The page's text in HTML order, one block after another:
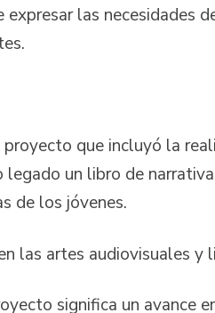
las necesidades
que incluyó la
un libro de
de los jóvenes.
las artes audiovisuales y
significa un avance